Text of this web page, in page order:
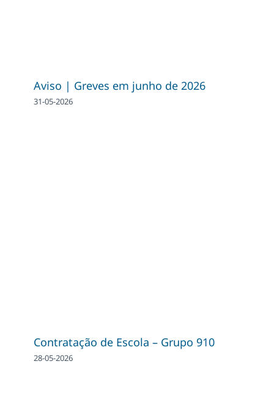
Aviso | Greves em junho de 2026
31-05-2026
Contratação de Escola – Grupo 910
28-05-2026